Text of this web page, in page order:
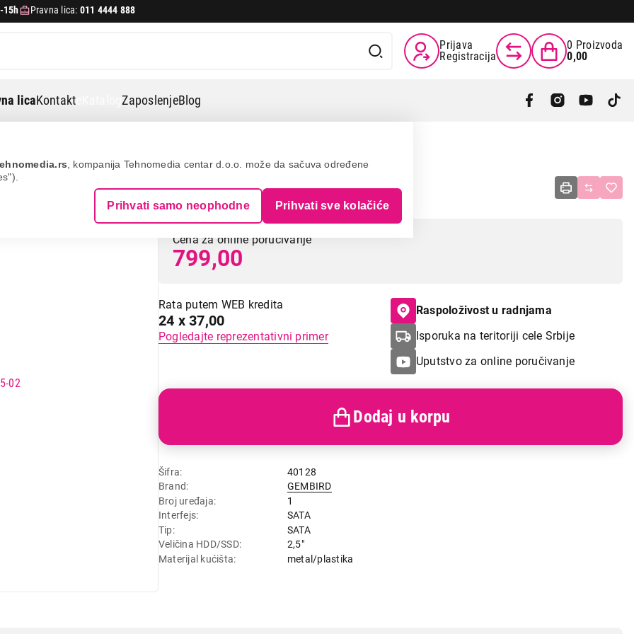
, kompanija Tehnomedia centar d.o.o. može da sačuva određene
Prihvati samo neophodne Prihvati sve kolačiće
15h Pravna lica: 011 4444 888
Prijava
Registracija
0 Proizvoda
0,00
licaKontakt eKatalogZaposlenjeBlog
GEMBIRD MF-95-02
Cena za online poručivanje
799,00
Rata putem WEB kredita
24 x 37,00
Pogledajte reprezentativni primer
Raspoloživost u radnjama
Isporuka na teritoriji cele Srbije
Uputstvo za online poručivanje
Šifra
40128
Brand
GEMBIRD
Broj uređaja
1
Interfejs
SATA
Tip
SATA
Veličina HDD/SSD
2,5"
Materijal kućišta
metal/plastika
Dodaj u korpu